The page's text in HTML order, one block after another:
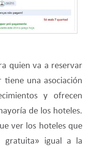
quien va a reservar
tiene una asociación
y ofrecen
de los hoteles.
ver los hoteles que
gratuita» igual a la